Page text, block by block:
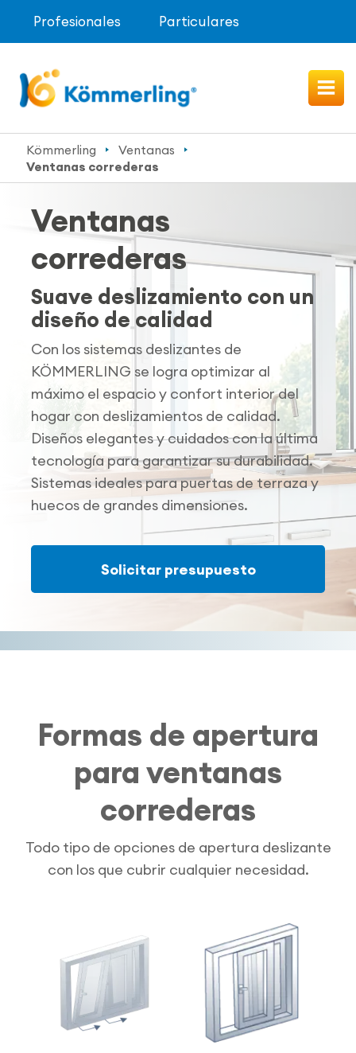
Profesionales Particulares
Kömmerling
Ventanas
Ventanas correderas
Ventanas
correderas
Suave deslizamiento con un
diseño de calidad
Con los sistemas deslizantes de
KÖMMERLING se logra optimizar al
máximo el espacio y confort interior del
hogar con deslizamientos de calidad.
Diseños elegantes y cuidados con la última
tecnología para garantizar su durabilidad.
Sistemas ideales para puertas de terrazay
huecos de grandes dimensiones.
Solicitar presupuesto
Formas de apertura
para ventanas
correderas
Todo tipo de opciones de apertura deslizante
con los que cubrir cualquier necesidad.